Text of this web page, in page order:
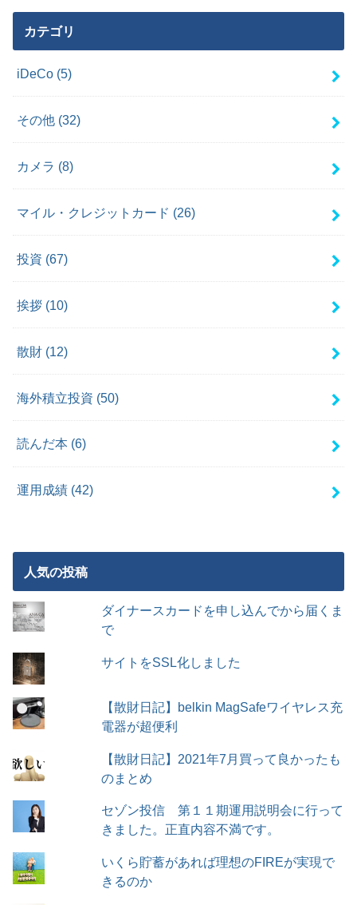
カテゴリ
iDeCo (5)
その他 (32)
カメラ (8)
マイル・クレジットカード (26)
投資 (67)
挨拶 (10)
散財 (12)
海外積立投資 (50)
読んだ本 (6)
運用成績 (42)
人気の投稿
ダイナースカードを申し込んでから届くま
で
サイトをSSL化しました
【散財日記】belkin MagSafeワイヤレス充
電器が超便利
【散財日記】2021年7月買って良かったも
のまとめ
セゾン投信 第１１期運用説明会に行って
きました。正直内容不満です。
いくら貯蓄があれば理想のFIREが実現で
きるのか